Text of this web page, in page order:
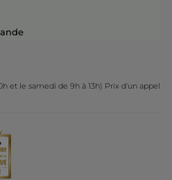
et le samedi de 9h à 13h) Prix d'un appel